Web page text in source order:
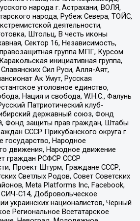
народа г. Астрахани, ВОЛЯ,
народа, Рубеж Севера, ТОЙС,
деятельности,
Штольц, В честь иконы
Сектор 16, Независимость,
группа МПГ, Курсом
инициативная группа,
Сил Руси, Алля-Аят,
Ак Умут, Русская
уголовное единство,
Нация и свобода, W.H.С., Фалунь
Патриотический клуб-
державный союз, Фонд
Фонд защиты прав граждан, Штабы
СССР Прикубанского округа г.
государство, Народное
движения, Народное движение
граждан РСФСР СССР
Проект Штурм, Граждане СССР,
Светлых Родов, Совет Советских
Meta Platforms Inc, Facebook,
СИЧ-С14, Добровольческое
украинских националистов, Черный
Региональное Всетатарское